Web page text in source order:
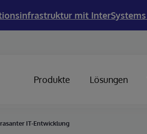
mit
Produkte Lösungen
IT-Entwicklung